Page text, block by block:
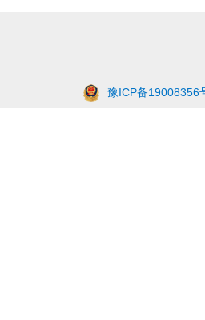
豫ICP备19008356